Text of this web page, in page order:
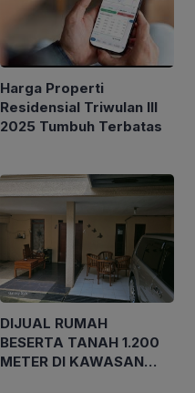
Harga Properti
Residensial Triwulan III
2025 Tumbuh Terbatas
DIJUAL RUMAH
BESERTA TANAH 1.200
METER DI KAWASAN